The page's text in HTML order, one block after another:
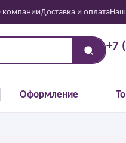
компанииДоставка и оплата
+7
Оформление